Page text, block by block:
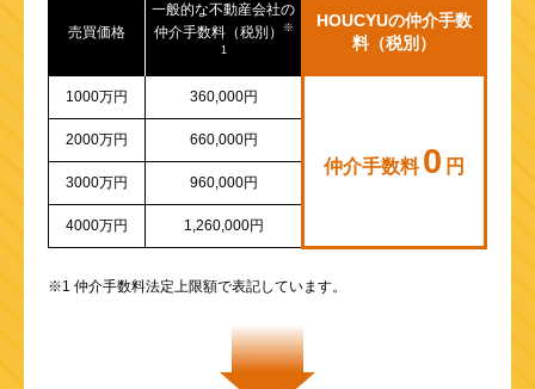
売買価格
一般的な不動産会社の
仲介手数料（税別）
※
1
HOUCYUの仲介手数
料（税別）
1000万円 360,000円
仲介手数料 0 円
2000万円 660,000円
3000万円 960,000円
4000万円 1,260,000円
※1 仲介手数料法定上限額で表記しています。